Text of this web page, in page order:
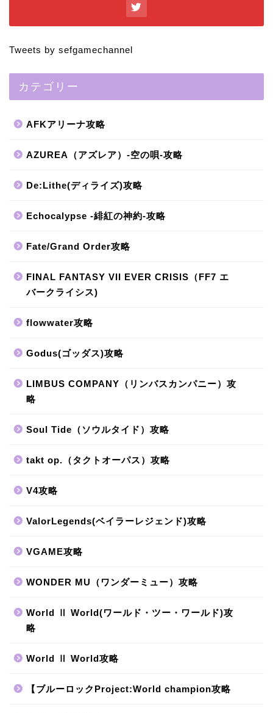
Tweets by sefgamechannel
カテゴリー
AFKアリーナ攻略
AZUREA（アズレア）-空の唄-攻略
De:Lithe(ディライズ)攻略
Echocalypse -緋紅の神約-攻略
Fate/Grand Order攻略
FINAL FANTASY VII EVER CRISIS（FF7 エ
バークライシス)
flowwater攻略
Godus(ゴッダス)攻略
LIMBUS COMPANY（リンバスカンパニー）攻
略
Soul Tide（ソウルタイド）攻略
takt op.（タクトオーパス）攻略
V4攻略
ValorLegends(ベイラーレジェンド)攻略
VGAME攻略
WONDER MU（ワンダーミュー）攻略
World Ⅱ World(ワールド・ツー・ワールド)攻
略
World Ⅱ World攻略
【ブルーロックProject:World champion攻略